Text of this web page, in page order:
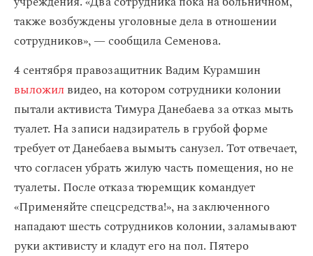
также возбуждены уголовные дела в отношении
сотрудников», — сообщила Семенова.
4 сентября правозащитник Вадим Курамшин
выложил видео, на котором сотрудники колонии
пытали активиста Тимура Данебаева за отказ мыть
туалет. На записи надзиратель в грубой форме
требует от Данебаева вымыть санузел. Тот отвечает,
что согласен убрать жилую часть помещения, но не
туалеты. После отказа тюремщик командует
«Применяйте спецсредства!», на заключенного
нападают шесть сотрудников колонии, заламывают
руки активисту и кладут его на пол. Пятеро